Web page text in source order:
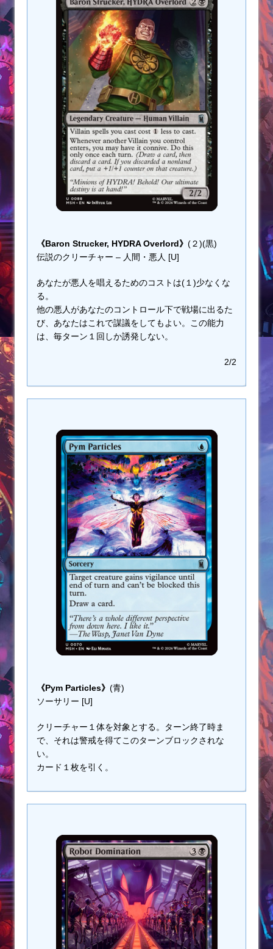
《Baron Strucker, HYDRA Overlord》 (２)(黒)
伝説のクリーチャー – 人間・悪人 [U]
あなたが悪人を唱えるためのコストは(１)少なくな
る。
他の悪人があなたのコントロール下で戦場に出るた
び、あなたはこれで謀議をしてもよい。この能力
は、毎ターン１回しか誘発しない。
2/2
《Pym Particles》 (青)
ソーサリー [U]
クリーチャー１体を対象とする。ターン終了時ま
で、それは警戒を得てこのターンブロックされな
い。
カード１枚を引く。